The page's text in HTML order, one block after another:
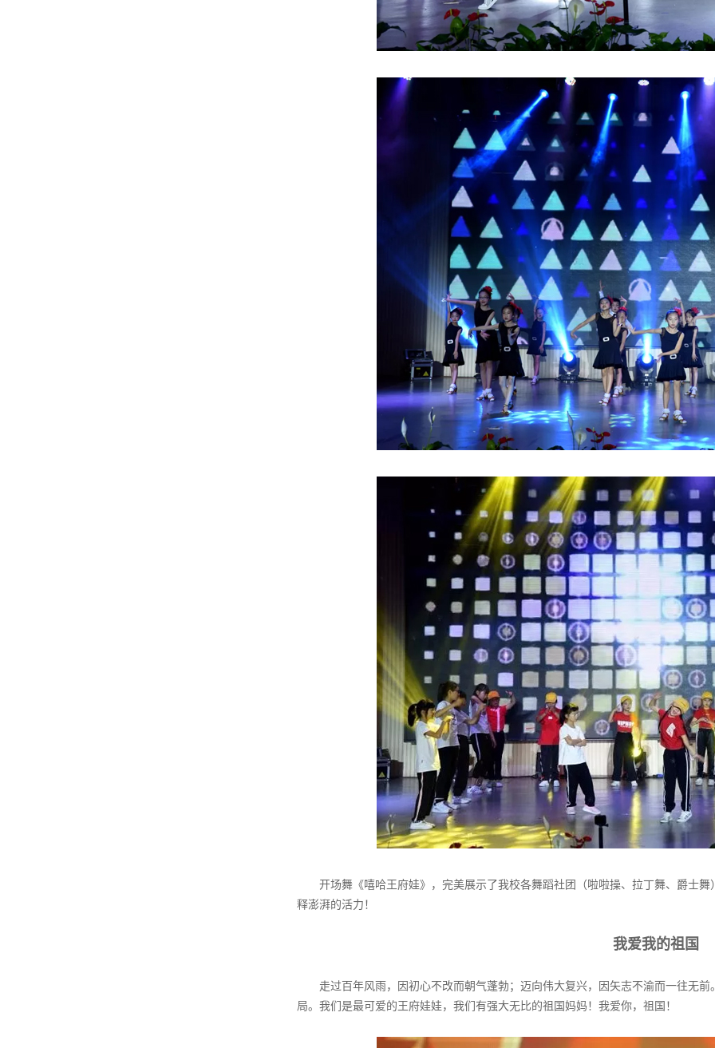
开场舞《嘻哈王府娃》，完美展示了我校各舞蹈社团（啦啦操、拉丁舞、爵士
释澎湃的活力！
我爱我的祖国
走过百年风雨，因初心不改而朝气蓬勃；迈向伟大复兴，因矢志不渝而一往无
局。我们是最可爱的王府娃娃，我们有强大无比的祖国妈妈！我爱你，祖国！